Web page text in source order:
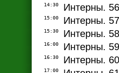
14:30 Интерны.
15:00 Интерны.
15:30 Интерны.
16:00 Интерны.
16:30 Интерны.
17:00